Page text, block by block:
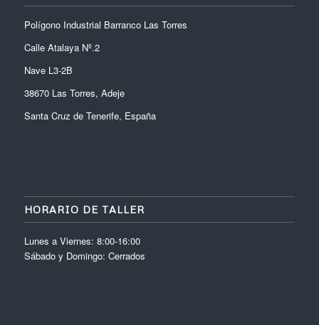
Polígono Industrial Barranco Las Torres
Calle Atalaya Nº.2
Nave L3-2B
38670 Las Torres, Adeje
Santa Cruz de Tenerife, España
HORARIO DE TALLER
Lunes a Viernes: 8:00-16:00
Sábado y Domingo: Cerrados